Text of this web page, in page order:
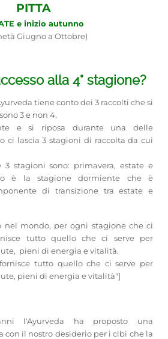
PITTA
e inizio autunno
Giugno a Ottobre)
alla 4° stagione?
tiene conto dei 3 raccolti che si
3 e non 4.
e si riposa durante una delle
ci lascia 3 stagioni di raccolta da cui
3 stagioni sono: primavera, estate e
è la stagione dormiente che è
di transizione tra estate e
nel mondo, per ogni stagione che ci
tutto quello che ci serve per
pieni di energia e vitalità.
tutto quello che ci serve per
pieni di energia e vitalità"]
l'Ayurveda ha proposto una
il nostro desiderio per i cibi che la